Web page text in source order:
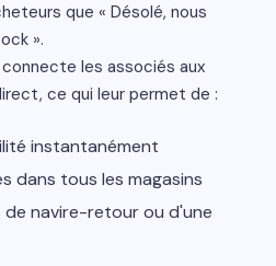
que « Désolé, nous
».
les associés aux
ce qui leur permet de :
instantanément
dans tous les magasins
navire-retour ou d'une